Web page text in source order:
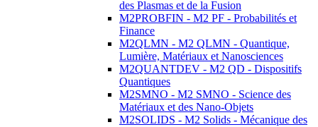
des Plasmas et de la Fusion
M2PROBFIN - M2 PF - Probabilités et
Finance
M2QLMN - M2 QLMN - Quantique,
Lumière, Matériaux et Nanosciences
M2QUANTDEV - M2 QD - Dispositifs
Quantiques
M2SMNO - M2 SMNO - Science des
Matériaux et des Nano-Objets
M2SOLIDS - M2 Solids - Mécanique des